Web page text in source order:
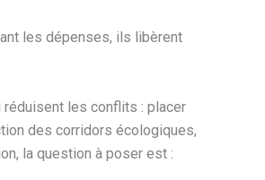
les dépenses, ils libèrent
les conflits : placer
des corridors écologiques,
la question à poser est :